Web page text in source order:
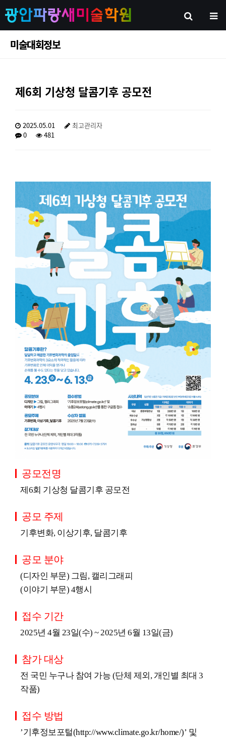
미술대회정보
제6회 기상청 달콤기후 공모전
2025.05.01
최고관리자
0
481
공모전명
제6회 기상청 달콤기후 공모전
공모 주제
기후변화, 이상기후, 달콤기후
공모 분야
(디자인 부문) 그림, 캘리그래피
(이야기 부문) 4행시
접수 기간
2025년 4월 23일(수) ~ 2025년 6월 13일(금)
참가 대상
전 국민 누구나 참여 가능 (단체 제외, 개인별 최대 3
작품)
접수 방법
’기후정보포털(http://www.climate.go.kr/home/)’ 및